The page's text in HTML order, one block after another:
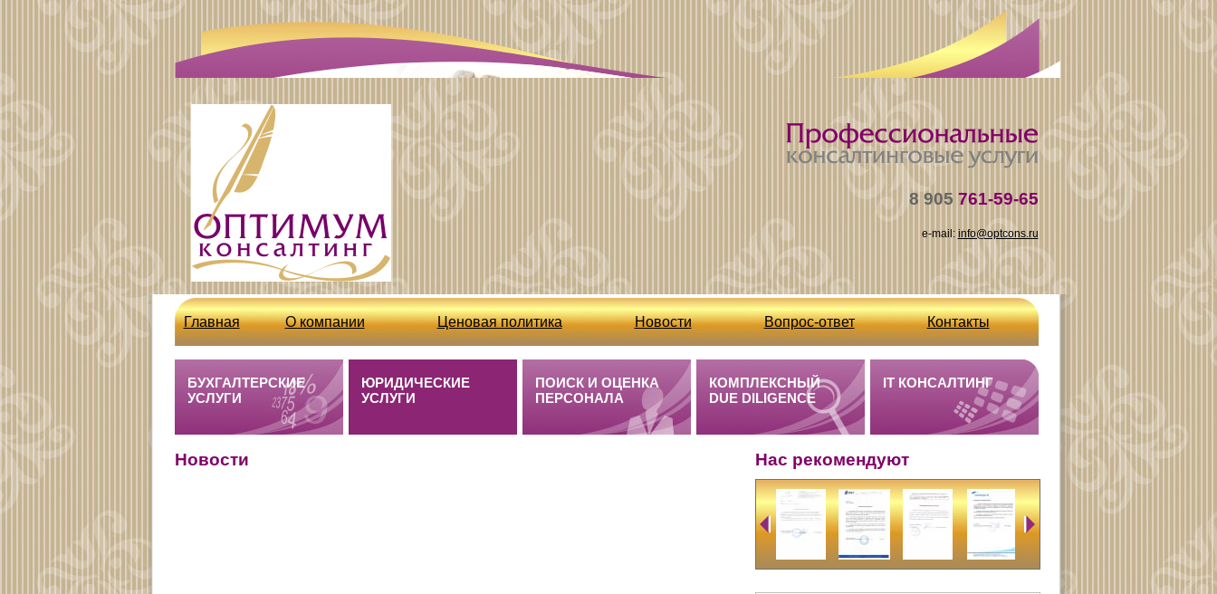
8 905 761-59-65
e-mail: info@optcons.ru
Главная О компании Ценовая политика Новости Вопрос-ответ Контакты
http://optcons.ru/node/63
Бухгалтерские услуги /полезная информация
БУХГАЛТЕРСКИЕ
УСЛУГИ
ЮРИДИЧЕСКИЕ
УСЛУГИ
ПОИСК И ОЦЕНКА
ПЕРСОНАЛА
КОМПЛЕКСНЫЙ
DUE DILIGENCE
IT КОНСАЛТИНГ
Новости Нас рекомендуют